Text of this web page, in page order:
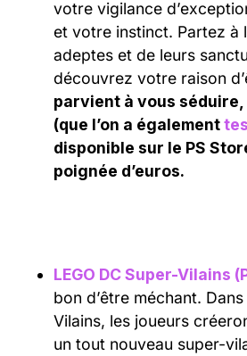
votre vigilance
et votre instinct. Partez à
adeptes et de leurs
découvrez votre raison
parvient à vous séduire,
(que l’on a également
disponible sur le PS
poignée d’euros.
LEGO DC Super-Vilains
bon d’être méchant.
Vilains, les joueurs
un tout nouveau super-